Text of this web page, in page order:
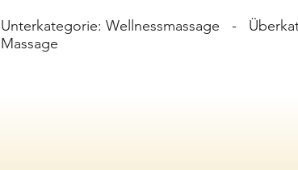
Unterkategorie: Wellnessmassage -
Massage